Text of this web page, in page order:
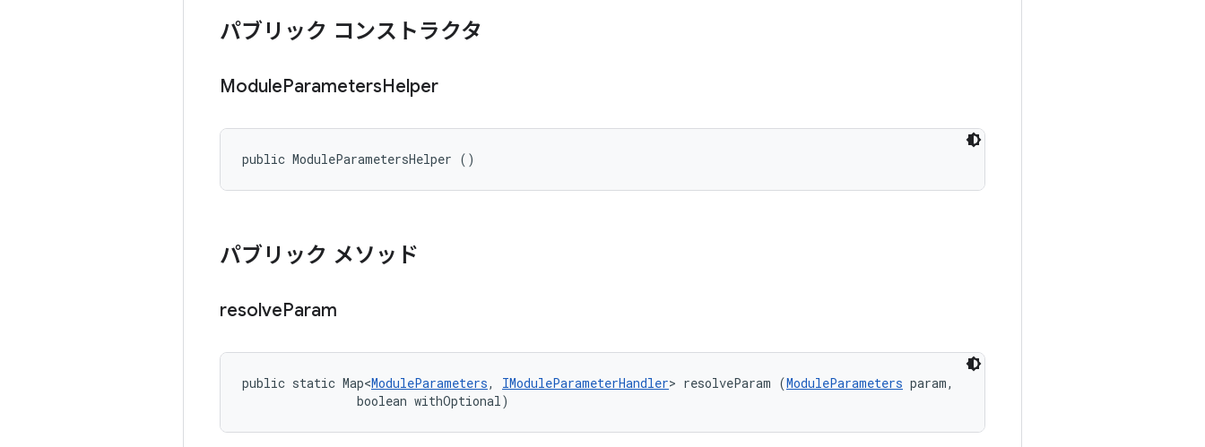
パブリック コンストラクタ
ModuleParametersHelper
public ModuleParametersHelper ()
パブリック メソッド
resolveParam
public static Map<ModuleParameters, IModuleParameterHandler> resolveParam (ModuleParameters param,
                boolean withOptional)